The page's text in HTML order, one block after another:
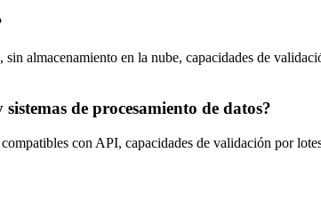
almacenamiento en la nube, capacidades de
de procesamiento de datos?
con API, capacidades de validación por